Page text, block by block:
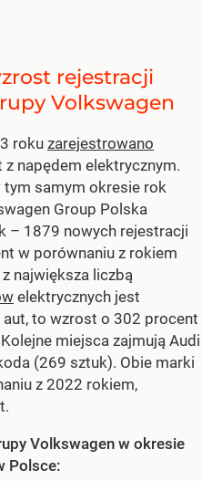
rejestracji
Volkswagen
roku zarejestrowano
napędem elektrycznym.
samym okresie rok
Group Polska
– 1879 nowych rejestracji
w porównaniu z rokiem
największa liczbą
elektrycznych jest
to wzrost o 302 procent
miejsca zajmują Audi
(269 sztuk). Obie marki
z 2022 rokiem,
Volkswagen w okresie
Polsce: